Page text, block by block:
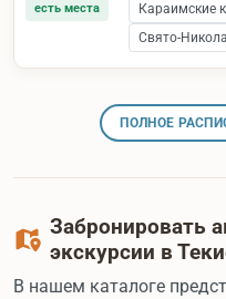
есть места
Караимские
Свято-
ПОЛНОЕ
Забронировать
экскурсии в
В нашем каталоге